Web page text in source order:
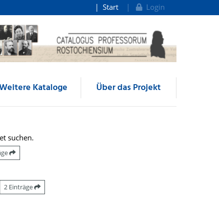
Start Login
Kataloge Über das Projekt
suchen.
2 Einträge